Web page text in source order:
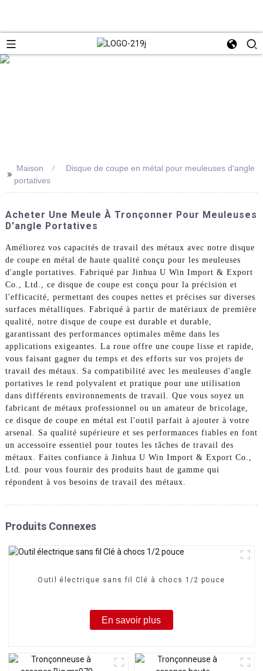
>> Maison
Disque de coupe en métal pour meuleuses d'angle
portatives
Acheter Une Meule À Tronçonner Pour Meuleuses
D'angle Portatives
Améliorez vos capacités de travail des métaux avec notre disque
de coupe en métal de haute qualité conçu pour les meuleuses
d'angle portatives. Fabriqué par Jinhua U Win Import & Export
Co., Ltd., ce disque de coupe est conçu pour la précision et
l'efficacité, permettant des coupes nettes et précises sur diverses
surfaces métalliques. Fabriqué à partir de matériaux de première
qualité, notre disque de coupe est durable et durable,
garantissant des performances optimales même dans les
applications exigeantes. La roue offre une coupe lisse et rapide,
vous faisant gagner du temps et des efforts sur vos projets de
travail des métaux. Sa compatibilité avec les meuleuses d'angle
portatives le rend polyvalent et pratique pour une utilisation
dans différents environnements de travail. Que vous soyez un
fabricant de métaux professionnel ou un amateur de bricolage,
ce disque de coupe en métal est l'outil parfait à ajouter à votre
arsenal. Sa qualité supérieure et ses performances fiables en font
un accessoire essentiel pour toutes les tâches de travail des
métaux. Faites confiance à Jinhua U Win Import & Export Co.,
Ltd. pour vous fournir des produits haut de gamme qui
répondent à vos besoins de travail des métaux.
Produits Connexes
Outil électrique sans fil Clé à chocs 1/2 pouce
En savoir plus